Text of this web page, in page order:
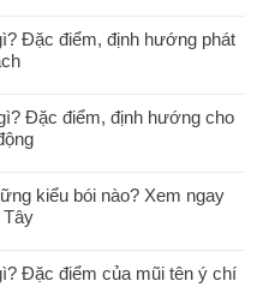
Đặc điểm, định hướng phát
Đặc điểm, định hướng cho
kiểu bói nào? Xem ngay
Tây
Đặc điểm của mũi tên ý chí